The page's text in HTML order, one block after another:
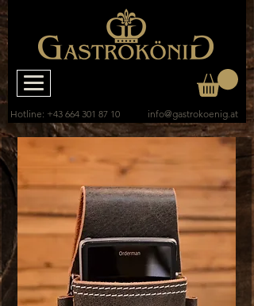
Hotline: +43 664 301 87 10 info@gastrokoenig.at